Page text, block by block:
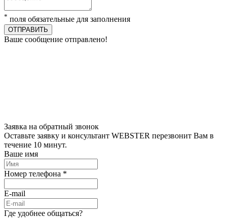
* поля обязательные для заполнения
ОТПРАВИТЬ
Ваше сообщение отправлено!
Заявка на обратный звонок
Оставьте заявку и консультант WEBSTER перезвонит Вам в
течение 10 минут.
Ваше имя
Номер телефона *
E-mail
Где удобнее общаться?